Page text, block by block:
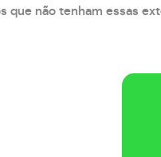
que não tenham essas